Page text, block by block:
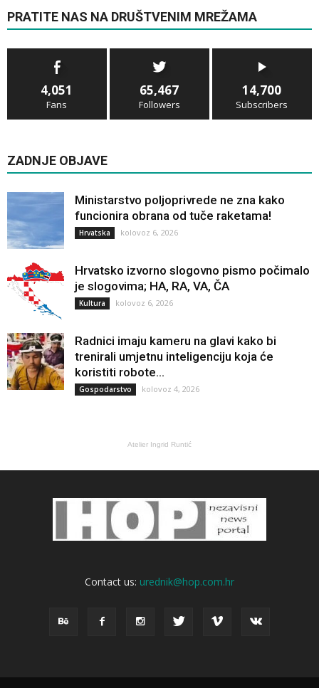
PRATITE NAS NA DRUŠTVENIM MREŽAMA
4,051
Fans
65,467
Followers
14,700
Subscribers
ZADNJE OBJAVE
Ministarstvo poljoprivrede ne zna kako
funcionira obrana od tuče raketama!
Hrvatska kolovoz 6, 2026
Hrvatsko izvorno slogovno pismo počimalo
je slogovima; HA, RA, VA, ČA
Kultura kolovoz 6, 2026
Radnici imaju kameru na glavi kako bi
trenirali umjetnu inteligenciju koja će
koristiti robote...
Gospodarstvo kolovoz 4, 2026
Atelier Ingrid Runtić
Contact us: urednik@hop.com.hr